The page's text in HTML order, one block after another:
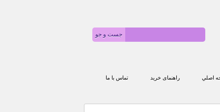
اصلي راهنمای خرید تماس با ما